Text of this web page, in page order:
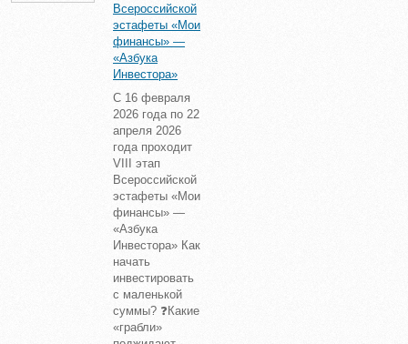
Всероссийской
эстафеты «Мои
финансы» —
«Азбука
Инвестора»
С 16 февраля
2026 года по 22
апреля 2026
года проходит
VIII этап
Всероссийской
эстафеты «Мои
финансы» —
«Азбука
Инвестора» Как
начать
инвестировать
с маленькой
суммы? ❓Какие
«грабли»